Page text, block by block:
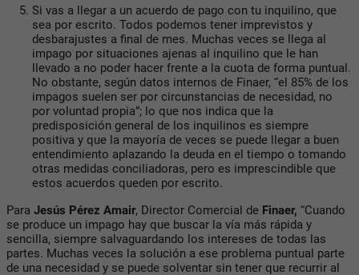
Si vas a llegar a un acuerdo de pago con tu inquilino, que
sea por escrito. Todos podemos tener imprevistos y
desbarajustes a final de mes. Muchas veces se llega al
impago por situaciones ajenas al inquilino que le han
llevado a no poder hacer frente a la cuota de forma puntual.
No obstante, según datos internos de Finaer, “el 85% de los
impagos suelen ser por circunstancias de necesidad, no
por voluntad propia”; lo que nos indica que la
predisposición general de los inquilinos es siempre
positiva y que la mayoría de veces se puede llegar a buen
entendimiento aplazando la deuda en el tiempo o tomando
otras medidas conciliadoras, pero es imprescindible que
estos acuerdos queden por escrito.
Para Jesús Pérez Amair, Director Comercial de Finaer, “Cuando
se produce un impago hay que buscar la vía más rápida y
sencilla, siempre salvaguardando los intereses de todas las
partes. Muchas veces la solución a ese problema puntual parte
de una necesidad y se puede solventar sin tener que recurrir al